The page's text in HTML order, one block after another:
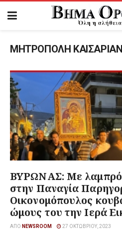
ΜΗΤΡΟΠΟΛΗ
ΒΥΡΩΝΑΣ: Με
στην Παναγία
Οικονομόπουλος
ώμους του την Ιερά
ΑΠΌ NEWSROOM 27 ΟΚΤΩΒΡΊΟΥ, 2023